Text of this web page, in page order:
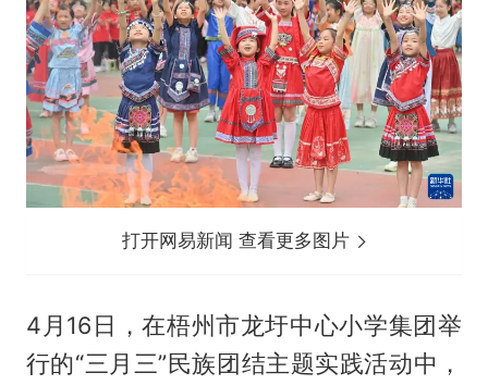
打开网易新闻 查看更多图片
4月16日，在梧州市龙圩中心小学集团举
行的“三月三”民族团结主题实践活动中，